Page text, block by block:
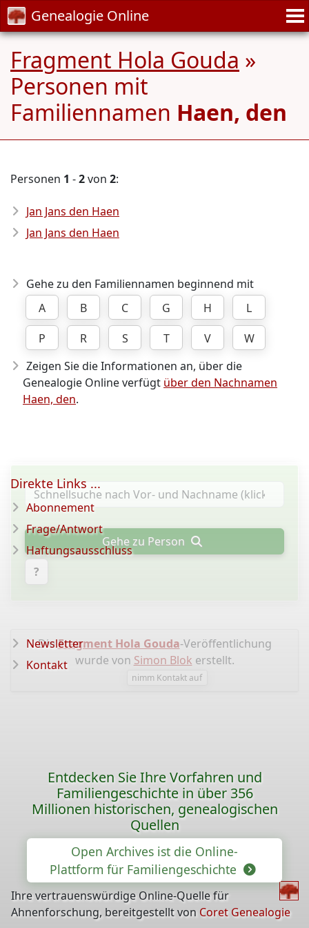
Genealogie Online
Fragment Hola Gouda »
Personen mit
Familiennamen Haen, den
Personen 1 -2von 2:
Jan Jans den Haen
Jan Jans den Haen
Gehe zu den Familiennamen beginnend mit
A
B C G H
L
P
R S T V
W
Zeigen Sie die Informationen an, über die
Genealogie Online verfügt über den Nachnamen
Haen, den.
Gehe zu Person
?
DieFragment Hola Gouda-Veröffentlichung
wurde von Simon Blok erstellt.
nimm Kontakt auf
Direkte Links ...
Abonnement
Frage/Antwort
Haftungsausschluss
Newsletter
Kontakt
Entdecken Sie Ihre Vorfahren und
Familiengeschichte in über 356
Millionen historischen, genealogischen
Quellen
Open Archives ist die Online-
Plattform für Familiengeschichte
Ihre vertrauenswürdige Online-Quelle für
Ahnenforschung, bereitgestellt von Coret Genealogie